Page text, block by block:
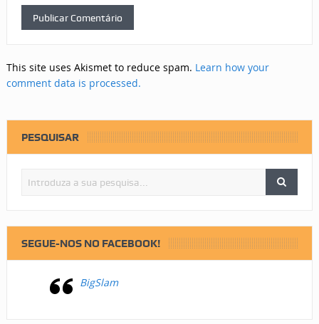
This site uses Akismet to reduce spam. Learn how your
comment data is processed.
PESQUISAR
SEGUE-NOS NO FACEBOOK!
BigSlam